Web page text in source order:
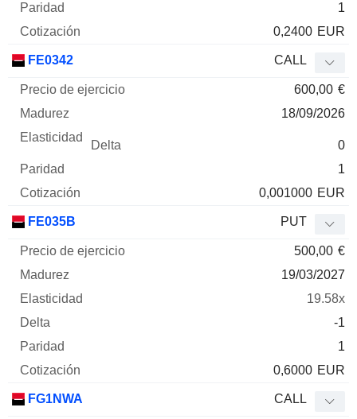
1
0,2400 EUR
FE0342 CALL
600,00 €
18/09/2026
0
1
0,001000 EUR
FE035B PUT
500,00 €
19/03/2027
19.58x
-1
1
0,6000 EUR
FG1NWA CALL